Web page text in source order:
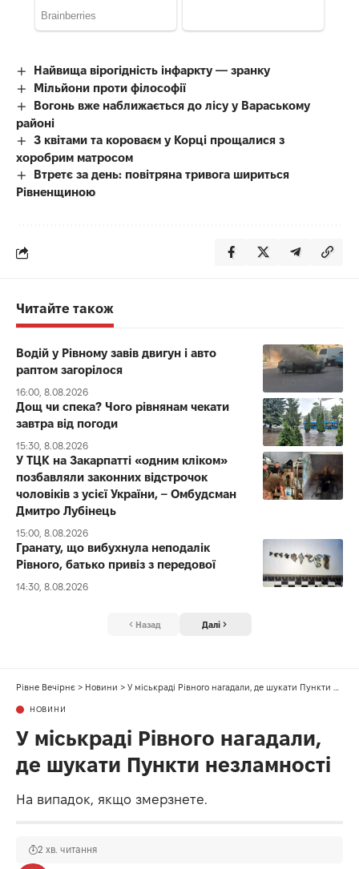
Найвища вірогідність інфаркту — зранку
Мільйони проти філософії
Вогонь вже наближається до лісу у Вараському
районі
З квітами та короваєм у Корці прощалися з
хоробрим матросом
Втретє за день: повітряна тривога шириться
Рівненщиною
Читайте також
Водій у Рівному завів двигун і авто
раптом загорілося
16:00, 8.08.2026
Дощ чи спека? Чого рівнянам чекати
завтра від погоди
15:30, 8.08.2026
У ТЦК на Закарпатті «одним кліком»
позбавляли законних відстрочок
чоловіків з усієї України, – Омбудсман
Дмитро Лубінець
15:00, 8.08.2026
Гранату, що вибухнула неподалік
Рівного, батько привіз з передової
14:30, 8.08.2026
Назад Далі
Рівне Вечірнє > Новини > У міськраді Рівного нагадали, де шукати Пункти незламності
НОВИНИ
У міськраді Рівного нагадали,
де шукати Пункти незламності
На випадок, якщо змерзнете.
2 хв. читання